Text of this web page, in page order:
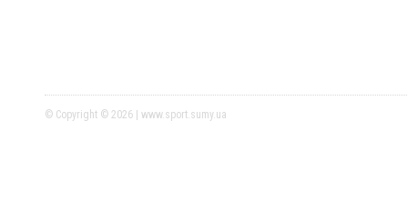
© Copyright © 2026 | www.sport.sumy.ua